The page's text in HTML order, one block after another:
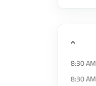
8:30
8:30